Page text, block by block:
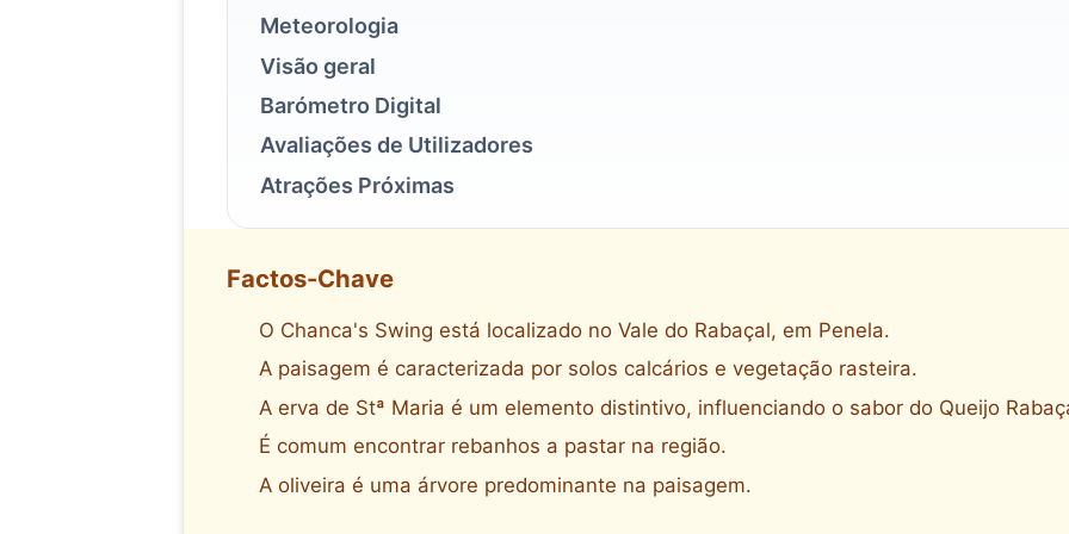
Meteorologia
Visão geral
Barómetro Digital
Avaliações de Utilizadores
Atrações Próximas
Factos-Chave
O Chanca's Swing está localizado no Vale do Rabaçal, em Penela.
A paisagem é caracterizada por solos calcários e vegetação rasteira.
A erva de Stª Maria é um elemento distintivo, influenciando o sabor do Queijo
É comum encontrar rebanhos a pastar na região.
A oliveira é uma árvore predominante na paisagem.